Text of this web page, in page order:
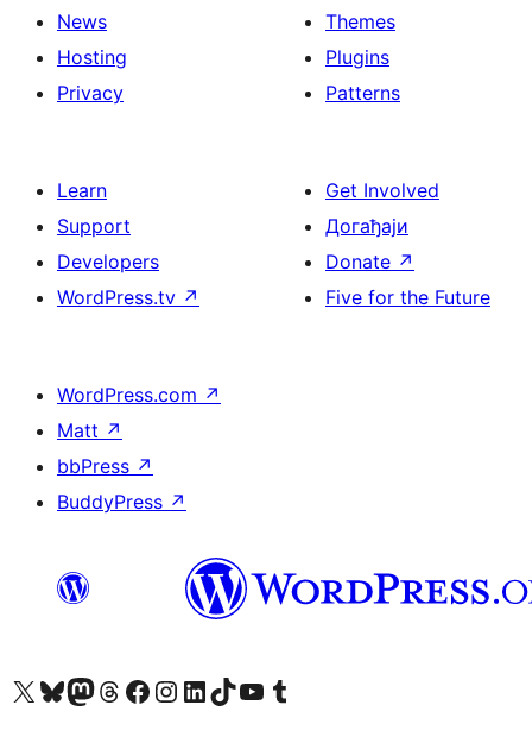
News
Hosting
Privacy
Themes
Plugins
Patterns
Learn
Support
Developers
WordPress.tv ↗
Get Involved
Догађаји
Donate ↗
Five for the Future
WordPress.com ↗
Matt ↗
bbPress ↗
BuddyPress ↗
Visit our X (formerly Twitter) account
Посетите наш Bluesky налог
Visit our Mastodon account
Посетите наш налог на Threads-у Visit our Facebook page
Посетите наш Инстаграм налог
Visit our LinkedIn account
Посетите наш TikTok налог
Visit our YouTube channel
Посетите наш Tumblr налог